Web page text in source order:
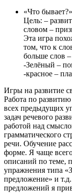
«Что бывает?»
Цель: –
словом –
Эта игра
том, что к
больше слов
-Зелёный –
-красное –
Игры на развитие
Работа по
всех предыдущих
задач речевого
работой над
грамматического
речи. Обучение
форме. Я чаще
описаний по теме,
упражнения типа
предложение» и
предложений я